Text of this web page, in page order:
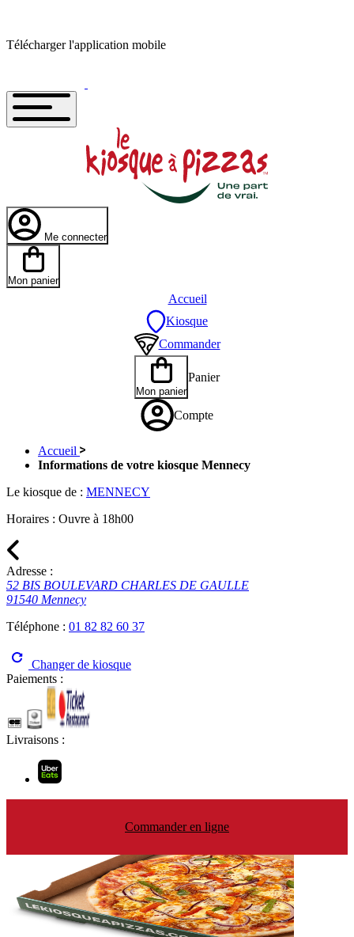
Télécharger l'application mobile
Me connecter
Mon panier
Accueil
Kiosque
Commander
Mon panier
Panier
Compte
Accueil
Informations de votre kiosque Mennecy
Le kiosque de : MENNECY
Horaires : Ouvre à 18h00
Adresse :
52 BIS BOULEVARD CHARLES DE GAULLE
91540 Mennecy
Téléphone : 01 82 82 60 37
Changer de kiosque
Paiements :
Livraisons :
Commander en ligne